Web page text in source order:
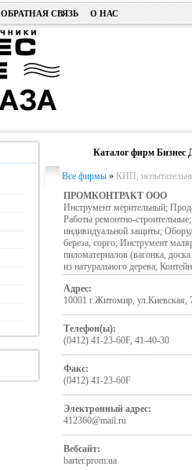
ОБРАТНАЯ СВЯЗЬ О НАС
Каталог фирм Бизнес
Все фирмы» КИП,
ПРОМКОНТРАКТ ООО
Инструмент мерительный;
Работы ремонтно-
индивидуальной защиты;
береза, сорго; Инструмент
пиломатериалов (вагонка,
из натурального дерева;
Адрес:
10001 г.Житомир, ул.Киевская,
Телефон(ы):
(0412) 41-23-60F, 41-40-30
Факс:
(0412) 41-23-60F
Электронный адрес:
412360@mail.ru
Вебсайт:
barter.prom.ua